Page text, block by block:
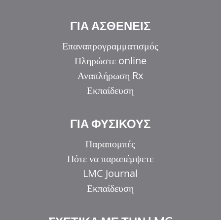
ΓΙΑ ΑΣΘΕΝΕΙΣ
Επαναπρογραμματισμός
Πληρώστε online
Αναπλήρωση Rx
Εκπαίδευση
ΓΙΑ ΦΥΣΙΚΟΥΣ
Παραπομπές
Πότε να παραπέμψετε
LMC Journal
Εκπαίδευση